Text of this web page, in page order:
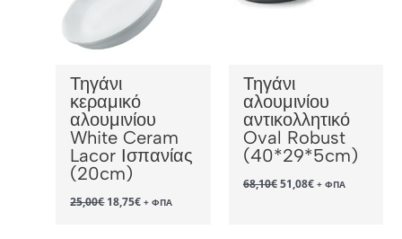
Τηγάνι
κεραμικό
αλουμινίου
White Ceram
Lacor Ισπανίας
(20cm)
25,00€ Original
price
18,75€Η+ ΦΠΑ
Τηγάνι
αλουμινίου
αντικολλητικό
Oval Robust
(40*29*5cm)
68,10€Original
price
51,08€Η+ ΦΠΑ